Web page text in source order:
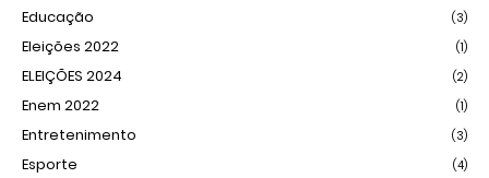
Educação (3)
Eleições 2022 (1)
ELEIÇÕES 2024 (2)
Enem 2022 (1)
Entretenimento (3)
Esporte (4)